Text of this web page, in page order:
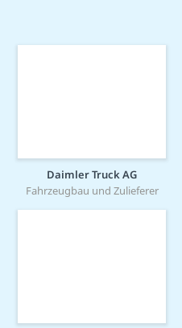
Daimler Truck AG
Fahrzeugbau und Zulieferer